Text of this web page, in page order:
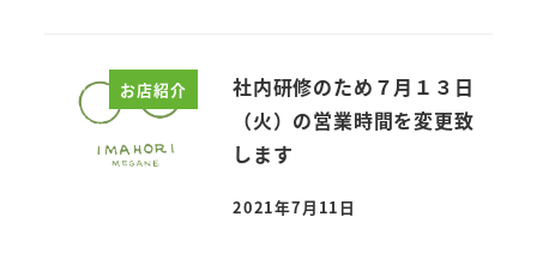
お店紹介
社内研修のため７月１３日
（火）の営業時間を変更致
します
投稿日
2021年7月11日